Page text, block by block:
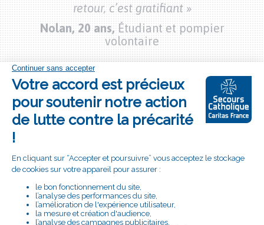
retour, c’est gratifiant »
Nolan, 20 ans, Étudiant et pompier
volontaire
Bouton
"je
m'engage"
S'engager à nos côtés
# LE SECOURS CATHOLIQUE
PRÈS DE CHEZ VOUS
DÉLÉGATION DE PARIS